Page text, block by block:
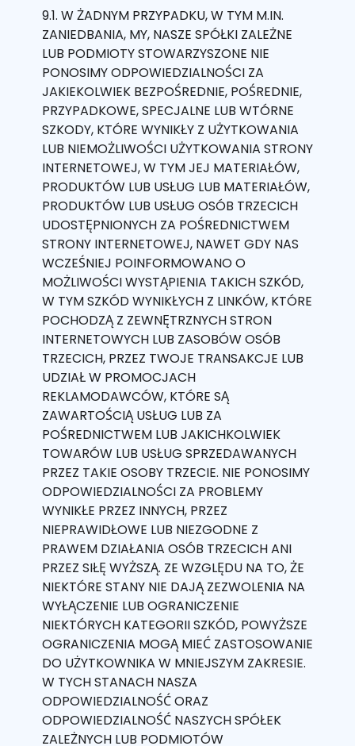
9.1. W ŻADNYM PRZYPADKU, W TYM M.IN.
ZANIEDBANIA, MY, NASZE SPÓŁKI ZALEŻNE
LUB PODMIOTY STOWARZYSZONE NIE
PONOSIMY ODPOWIEDZIALNOŚCI ZA
JAKIEKOLWIEK BEZPOŚREDNIE, POŚREDNIE,
PRZYPADKOWE, SPECJALNE LUB WTÓRNE
SZKODY, KTÓRE WYNIKŁY Z UŻYTKOWANIA
LUB NIEMOŻLIWOŚCI UŻYTKOWANIA STRONY
INTERNETOWEJ, W TYM JEJ MATERIAŁÓW,
PRODUKTÓW LUB USŁUG LUB MATERIAŁÓW,
PRODUKTÓW LUB USŁUG OSÓB TRZECICH
UDOSTĘPNIONYCH ZA POŚREDNICTWEM
STRONY INTERNETOWEJ, NAWET GDY NAS
WCZEŚNIEJ POINFORMOWANO O
MOŻLIWOŚCI WYSTĄPIENIA TAKICH SZKÓD,
W TYM SZKÓD WYNIKŁYCH Z LINKÓW, KTÓRE
POCHODZĄ Z ZEWNĘTRZNYCH STRON
INTERNETOWYCH LUB ZASOBÓW OSÓB
TRZECICH, PRZEZ TWOJE TRANSAKCJE LUB
UDZIAŁ W PROMOCJACH
REKLAMODAWCÓW, KTÓRE SĄ
ZAWARTOŚCIĄ USŁUG LUB ZA
POŚREDNICTWEM LUB JAKICHKOLWIEK
TOWARÓW LUB USŁUG SPRZEDAWANYCH
PRZEZ TAKIE OSOBY TRZECIE. NIE PONOSIMY
ODPOWIEDZIALNOŚCI ZA PROBLEMY
WYNIKŁE PRZEZ INNYCH, PRZEZ
NIEPRAWIDŁOWE LUB NIEZGODNE Z
PRAWEM DZIAŁANIA OSÓB TRZECICH ANI
PRZEZ SIŁĘ WYŻSZĄ. ZE WZGLĘDU NA TO, ŻE
NIEKTÓRE STANY NIE DAJĄ ZEZWOLENIA NA
WYŁĄCZENIE LUB OGRANICZENIE
NIEKTÓRYCH KATEGORII SZKÓD, POWYŻSZE
OGRANICZENIA MOGĄ MIEĆ ZASTOSOWANIE
DO UŻYTKOWNIKA W MNIEJSZYM ZAKRESIE.
W TYCH STANACH NASZA
ODPOWIEDZIALNOŚĆ ORAZ
ODPOWIEDZIALNOŚĆ NASZYCH SPÓŁEK
ZALEŻNYCH LUB PODMIOTÓW